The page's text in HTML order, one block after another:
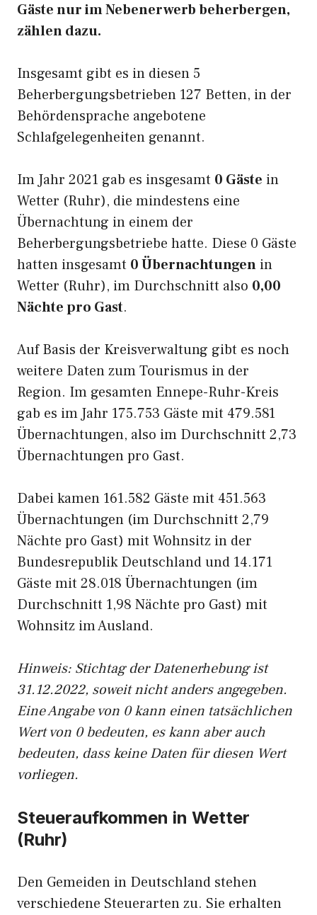
Gäste nur im Nebenerwerb beherbergen,
zählen dazu.
Insgesamt gibt es in diesen 5
Beherbergungsbetrieben 127 Betten, in der
Behördensprache angebotene
Schlafgelegenheiten genannt.
Im Jahr 2021 gab es insgesamt 0 Gäste in
Wetter (Ruhr), die mindestens eine
Übernachtung in einem der
Beherbergungsbetriebe hatte. Diese 0 Gäste
hatten insgesamt 0 Übernachtungen in
Wetter (Ruhr), im Durchschnitt also 0,00
Nächte pro Gast.
Auf Basis der Kreisverwaltung gibt es noch
weitere Daten zum Tourismus in der
Region. Im gesamten Ennepe-Ruhr-Kreis
gab es im Jahr 175.753 Gäste mit 479.581
Übernachtungen, also im Durchschnitt 2,73
Übernachtungen pro Gast.
Dabei kamen 161.582 Gäste mit 451.563
Übernachtungen (im Durchschnitt 2,79
Nächte pro Gast) mit Wohnsitz in der
Bundesrepublik Deutschland und 14.171
Gäste mit 28.018 Übernachtungen (im
Durchschnitt 1,98 Nächte pro Gast) mit
Wohnsitz im Ausland.
Hinweis: Stichtag der Datenerhebung ist
31.12.2022, soweit nicht anders angegeben.
Eine Angabe von 0 kann einen tatsächlichen
Wert von 0 bedeuten, es kann aber auch
bedeuten, dass keine Daten für diesen Wert
vorliegen.
Steueraufkommen in Wetter
(Ruhr)
Den Gemeiden in Deutschland stehen
verschiedene Steuerarten zu. Sie erhalten